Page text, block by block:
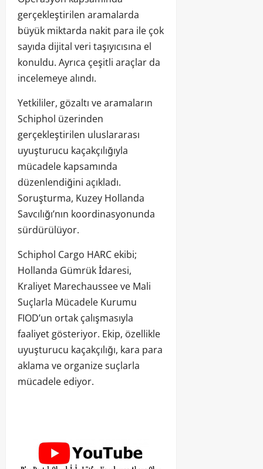
gerçekleştirilen aramalarda
büyük miktarda nakit para ile çok
sayıda dijital veri taşıyıcısına el
konuldu. Ayrıca çeşitli araçlar da
incelemeye alındı.
Yetkililer, gözaltı ve aramaların
Schiphol üzerinden
gerçekleştirilen uluslararası
uyuşturucu kaçakçılığıyla
mücadele kapsamında
düzenlendiğini açıkladı.
Soruşturma, Kuzey Hollanda
Savcılığı’nın koordinasyonunda
sürdürülüyor.
Schiphol Cargo HARC ekibi;
Hollanda Gümrük İdaresi,
Kraliyet Marechaussee ve Mali
Suçlarla Mücadele Kurumu
FIOD’un ortak çalışmasıyla
faaliyet gösteriyor. Ekip, özellikle
uyuşturucu kaçakçılığı, kara para
aklama ve organize suçlarla
mücadele ediyor.